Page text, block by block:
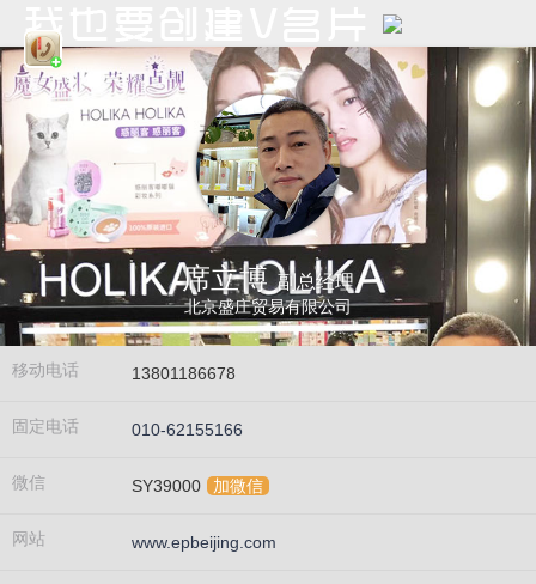
席立博 副总经理
北京盛庄贸易有限公司
移动电话 13801186678
固定电话 010-62155166
微信 SY39000 加微信
网站 www.epbeijing.com